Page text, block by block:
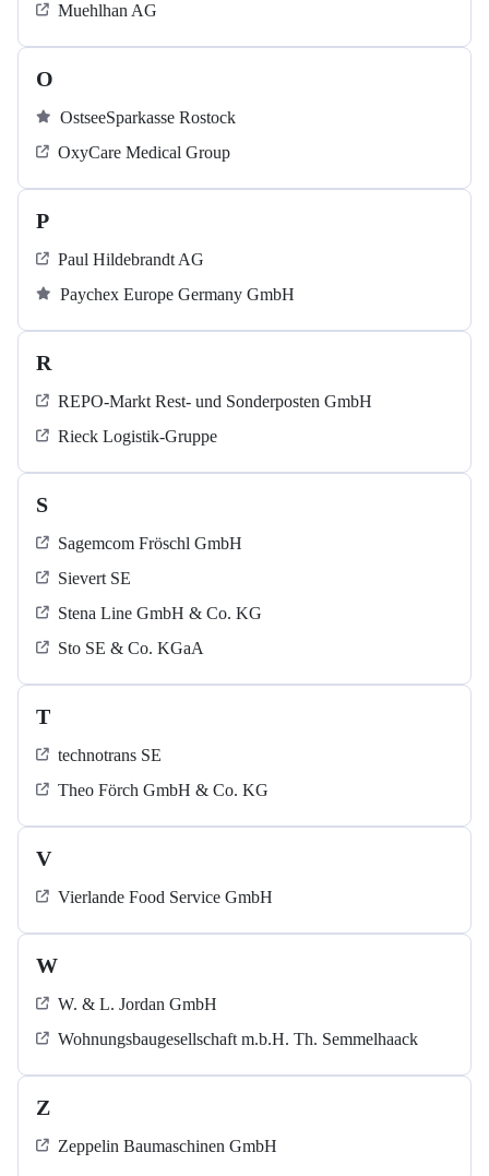
Muehlhan AG
O
OstseeSparkasse Rostock
OxyCare Medical Group
P
Paul Hildebrandt AG
Paychex Europe Germany GmbH
R
REPO-Markt Rest- und Sonderposten GmbH
Rieck Logistik-Gruppe
S
Sagemcom Fröschl GmbH
Sievert SE
Stena Line GmbH & Co. KG
Sto SE & Co. KGaA
T
technotrans SE
Theo Förch GmbH & Co. KG
V
Vierlande Food Service GmbH
W
W. & L. Jordan GmbH
Wohnungsbaugesellschaft m.b.H. Th. Semmelhaack
Z
Zeppelin Baumaschinen GmbH